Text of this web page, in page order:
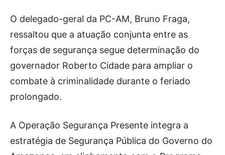
O delegado-geral da PC-AM, Bruno Fraga,
ressaltou que a atuação conjunta entre as
forças de segurança segue determinação do
governador Roberto Cidade para ampliar o
combate à criminalidade durante o feriado
prolongado.
A Operação Segurança Presente integra a
estratégia de Segurança Pública do Governo do